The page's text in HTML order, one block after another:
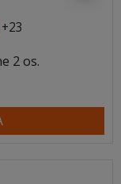
+23
2 os.